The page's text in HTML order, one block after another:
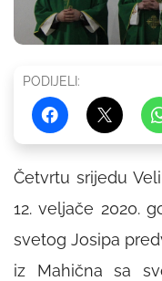
PODIJELI:
Četvrtu srijedu
12. veljače 2020.
svetog Josipa
iz Mahična sa